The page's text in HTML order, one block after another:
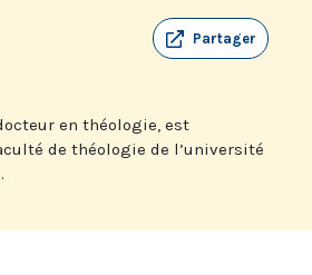
Partager
en théologie, est
de théologie de l’université